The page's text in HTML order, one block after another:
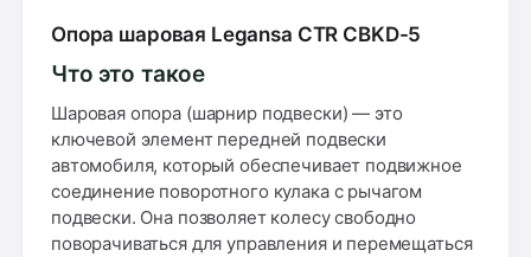
Опора шаровая Legansa CTR CBKD-5
Что это такое
Шаровая опора (шарнир подвески) — это
ключевой элемент передней подвески
автомобиля, который обеспечивает подвижное
соединение поворотного кулака с рычагом
подвески. Она позволяет колесу свободно
поворачиваться для управления и перемещаться